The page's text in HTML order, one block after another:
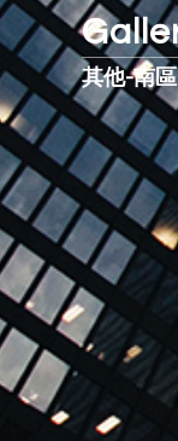
其他-南區